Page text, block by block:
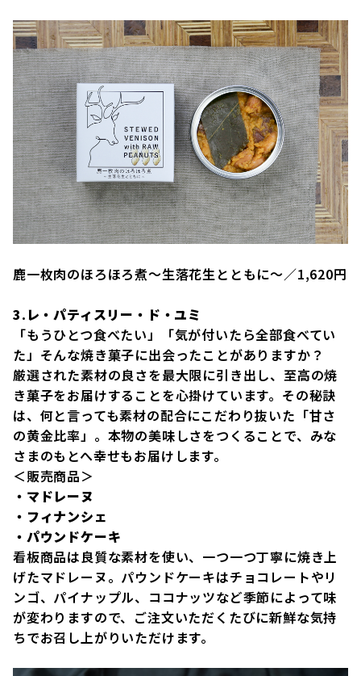
鹿一枚肉のほろほろ煮〜生落花生とともに〜／1,620円
3.レ・パティスリー・ド・ユミ
「もうひとつ食べたい」「気が付いたら全部食べてい
た」そんな焼き菓子に出会ったことがありますか？
厳選された素材の良さを最大限に引き出し、至高の焼
き菓子をお届けすることを心掛けています。その秘訣
は、何と言っても素材の配合にこだわり抜いた「甘さ
の黄金比率」。​本物の美味しさをつくることで、みな
さまのもとへ幸せもお届けします。
＜販売商品＞
・マドレーヌ
・フィナンシェ
・パウンドケーキ
看板商品は良質な素材を使い、一つ一つ丁寧に焼き上
げたマドレーヌ。パウンドケーキはチョコレートやリ
ンゴ、パイナップル、ココナッツなど季節によって味
が変わりますので、ご注文いただくたびに新鮮な気持
ちでお召し上がりいただけます。